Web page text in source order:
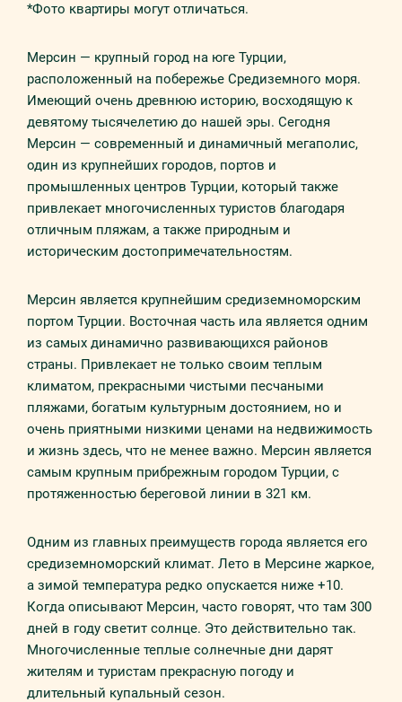
*Фото квартиры могут отличаться.
Мерсин — крупный город на юге Турции,
расположенный на побережье Средиземного моря.
Имеющий очень древнюю историю, восходящую к
девятому тысячелетию до нашей эры. Сегодня
Мерсин — современный и динамичный мегаполис,
один из крупнейших городов, портов и
промышленных центров Турции, который также
привлекает многочисленных туристов благодаря
отличным пляжам, а также природным и
историческим достопримечательностям.
Мерсин является крупнейшим средиземноморским
портом Турции. Восточная часть ила является одним
из самых динамично развивающихся районов
страны. Привлекает не только своим теплым
климатом, прекрасными чистыми песчаными
пляжами, богатым культурным достоянием, но и
очень приятными низкими ценами на недвижимость
и жизнь здесь, что не менее важно. Мерсин является
самым крупным прибрежным городом Турции, с
протяженностью береговой линии в 321 км.
Одним из главных преимуществ города является его
средиземноморский климат. Лето в Мерсине жаркое,
а зимой температура редко опускается ниже +10.
Когда описывают Мерсин, часто говорят, что там 300
дней в году светит солнце. Это действительно так.
Многочисленные теплые солнечные дни дарят
жителям и туристам прекрасную погоду и
длительный купальный сезон.